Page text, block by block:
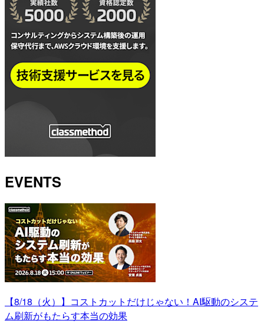
EVENTS
【8/18（火）】コストカットだけじゃない！AI駆動のシステ
ム刷新がもたらす本当の効果